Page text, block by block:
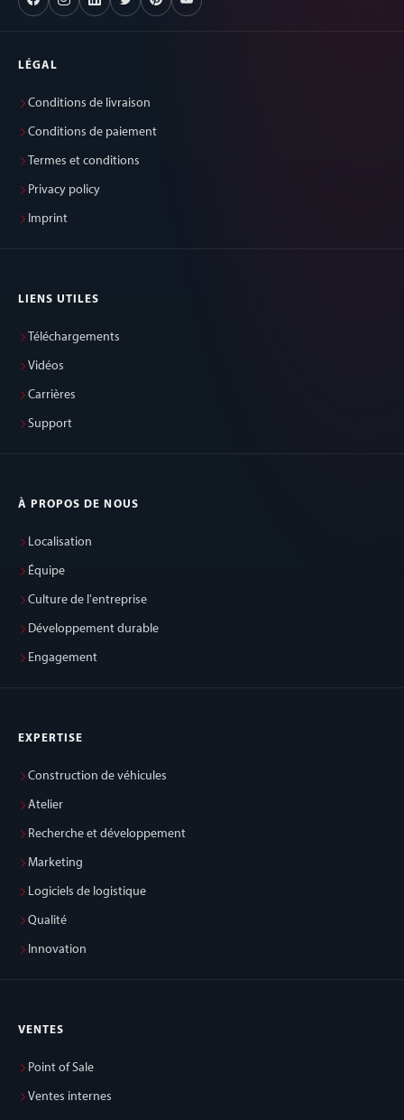
LÉGAL
Conditions de livraison
Conditions de paiement
Termes et conditions
Privacy policy
Imprint
LIENS UTILES
Téléchargements
Vidéos
Carrières
Support
À PROPOS DE NOUS
Localisation
Équipe
Culture de l'entreprise
Développement durable
Engagement
EXPERTISE
Construction de véhicules
Atelier
Recherche et développement
Marketing
Logiciels de logistique
Qualité
Innovation
VENTES
Point of Sale
Ventes internes